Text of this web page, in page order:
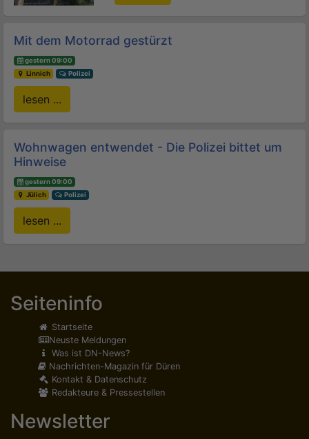
Mit dem Motorrad gestürzt
gestern 09:00
Linnich
Polizei
lesen ...
Wohnwagen entwendet - Die Polizei bittet um
Hinweise
gestern 09:00
Jülich
Polizei
lesen ...
Seiteninfo
Startseite
Neuste Meldungen
Was ist DN-News?
Nachrichten-Magazin für Düren
Kontakt & Datenschutz
Redakteure & Pressestellen
Newsletter